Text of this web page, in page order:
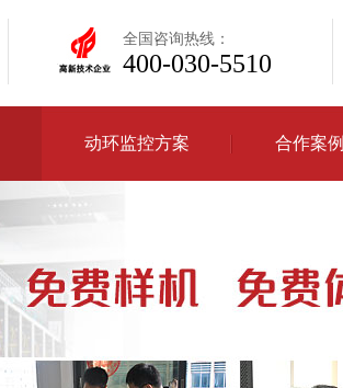
全国咨询热线：
400-030-5510
动环监控方案 合作案例